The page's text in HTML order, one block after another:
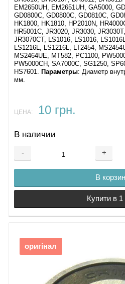
EM2650UH, EM2651UH, GA5000,
GD0800C, GD0800C, GD0810C,
HK1800, HK1810, HP2010N,
HR5001C, JR3020, JR3030,
JR3070CT, LS1016, LS1016,
LS1216L, LS1216L, LT2454,
MS2464UE, MT582, PC1100,
PW5000CH, SA7000C, SG1250,
HS7601. Параметры: Диаметр
мм.
ЦЕНА: 10 грн.
В наличии
- +
В
Купити в 1
оригінал